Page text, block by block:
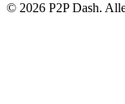
© 2026 P2P Dash.